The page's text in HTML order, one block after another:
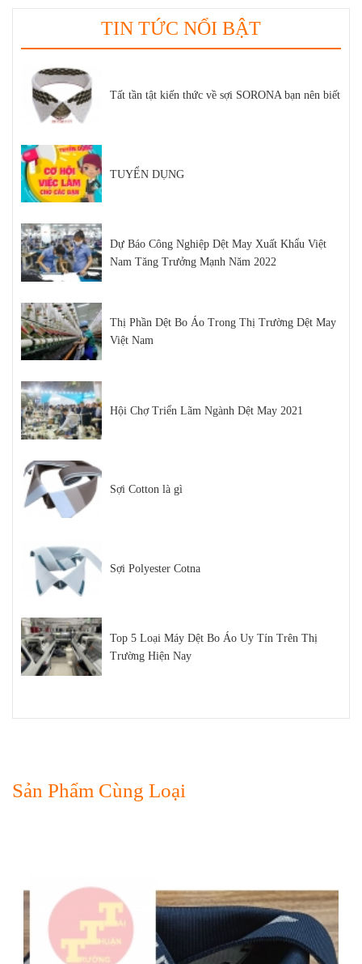
TIN TỨC NỔI BẬT
Tất tần tật kiến thức về sợi SORONA bạn nên biết
TUYỂN DỤNG
Dự Báo Công Nghiệp Dệt May Xuất Khẩu Việt
Nam Tăng Trưởng Mạnh Năm 2022
Thị Phần Dệt Bo Áo Trong Thị Trường Dệt May
Việt Nam
Hội Chợ Triển Lãm Ngành Dệt May 2021
Sợi Cotton là gì
Sợi Polyester Cotna
Top 5 Loại Máy Dệt Bo Áo Uy Tín Trên Thị
Trường Hiện Nay
Sản Phẩm Cùng Loại